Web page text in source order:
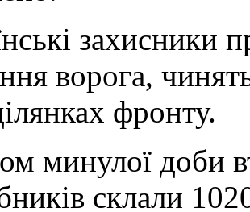
захисники
ворога,
фронту.
минулої доби
склали